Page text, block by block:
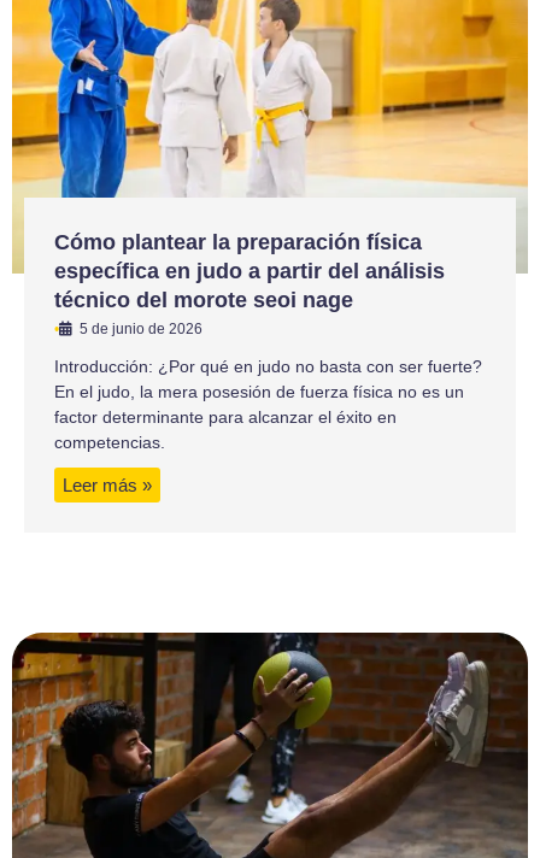
Cómo plantear la preparación física
específica en judo a partir del análisis
técnico del morote seoi nage
• 5 de junio de 2026
Introducción: ¿Por qué en judo no basta con ser fuerte?
En el judo, la mera posesión de fuerza física no es un
factor determinante para alcanzar el éxito en
competencias.
Leer más »